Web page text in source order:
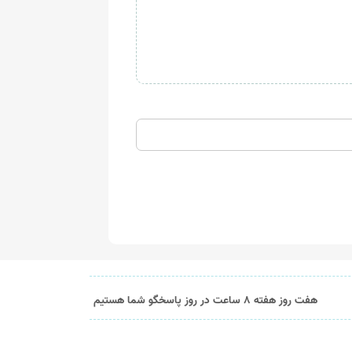
هفت روز هفته 8 ساعت در روز پاسخگو شما هستیم